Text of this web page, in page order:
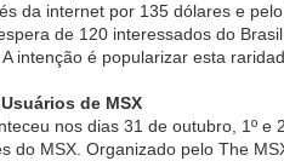
da internet por 135 dólares e
de 120 interessados do
intenção é popularizar esta
de MSX
nos dias 31 de outubro, 1º e
do MSX. Organizado pelo The